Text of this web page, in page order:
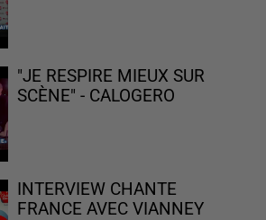
"JE RESPIRE MIEUX SUR
SCÈNE" - CALOGERO
INTERVIEW CHANTE
FRANCE AVEC VIANNEY